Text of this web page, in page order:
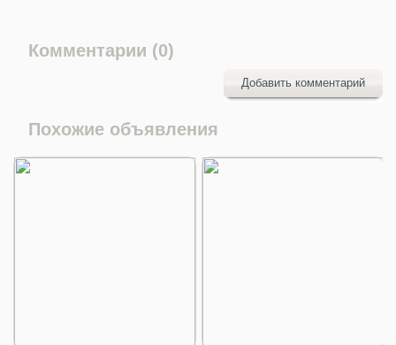
Комментарии (0)
Добавить комментарий
Похожие объявления